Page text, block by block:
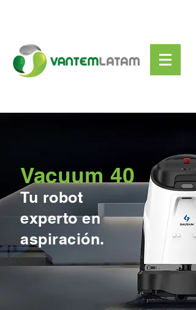
Vacuum 40
Tu robot
experto en
aspiración.